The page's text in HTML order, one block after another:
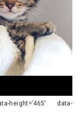
height=’465′ data-